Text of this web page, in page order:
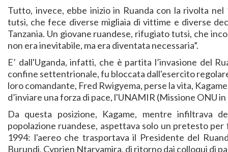
Tutto, invece, ebbe inizio in Ruanda con la rivolta
tutsi, che fece diverse migliaia di vittime e diverse
Tanzania. Un giovane ruandese, rifugiato tutsi, che
non era inevitabile, ma era diventata necessaria”.
E’ dall'Uganda, infatti, che è partita l’invasione del
confine settentrionale, fu bloccata dall'esercito
loro comandante, Fred Rwigyema, perse la vita,
d’inviare una forza di pace, l'UNAMIR (Missione ONU
Da questa posizione, Kagame, mentre infiltrava
popolazione ruandese, aspettava solo un pretesto
1994: l'aereo che trasportava il Presidente del
Burundi, Cyprien Ntaryamira, di ritorno dai colloqui di